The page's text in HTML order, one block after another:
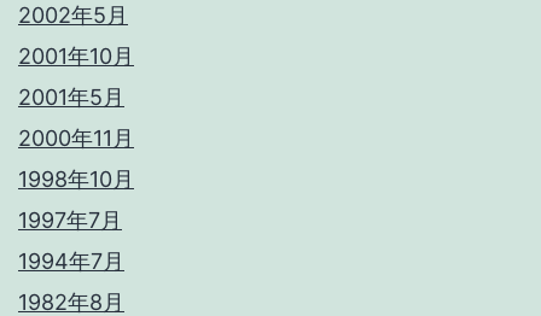
2002年5月
2001年10月
2001年5月
2000年11月
1998年10月
1997年7月
1994年7月
1982年8月